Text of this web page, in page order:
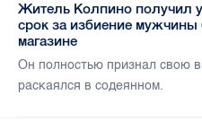
Житель Колпино получил
срок за избиение мужчины
магазине
Он полностью признал свою
раскаялся в содеянном.